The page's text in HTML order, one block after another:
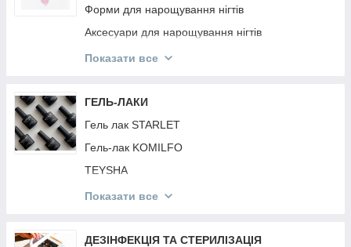
PROFIStyle
MIRELLA
ARTISTO
MOOD
INEBRYA
CONTEMPORA
КРАБИКИ ТА РЕЗИНКИ
Форми для нарощування нігтів
Аксесуари для нарощування нігтів
Гель фарби
Акрил Акрилгель
Гель павутина
Показати все
ГЕЛЬ-ЛАКИ
Гель лак STARLET
Гель-лак KOMILFO
TEYSHA
Гель лак KODI
Топи і Бази Різне
Показати все
ДЕЗІНФЕКЦІЯ ТА СТЕРИЛІЗАЦІЯ